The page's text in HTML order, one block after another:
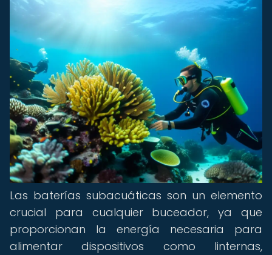
Las baterías subacuáticas son un elemento
crucial para cualquier buceador, ya que
proporcionan la energía necesaria para
alimentar dispositivos como linternas,